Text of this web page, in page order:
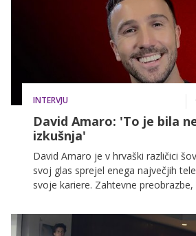
INTERVJU
David Amaro: 'To je bila
izkušnja'
David Amaro je v hrvaški različici
svoj glas sprejel enega največjih
svoje kariere. Zahtevne preobrazbe,
bodo od 18. julija lahko spremljali
VOYO ter videli, kako je s svojimi